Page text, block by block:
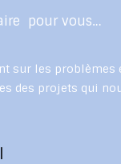
pour vous…
sur les
des projets qui